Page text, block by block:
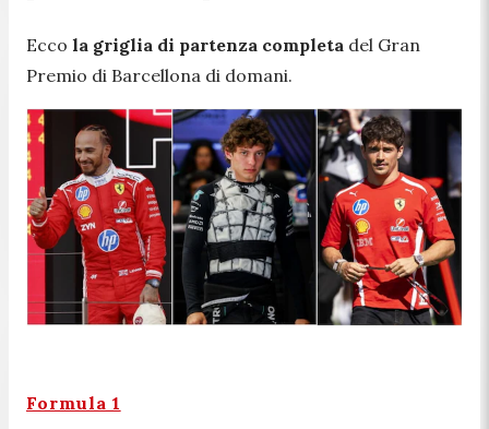
Ecco la griglia di partenza completa del Gran
Premio di Barcellona di domani.
Formula 1